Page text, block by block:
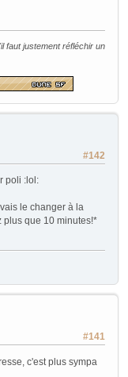
faut justement réfléchir un
#142
poli :lol:
le changer à la
plus que 10 minutes!*
#141
c'est plus sympa